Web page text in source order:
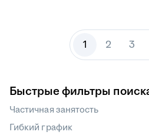
1 2 3
Быстрые фильтры
Частичная занятость
Гибкий график